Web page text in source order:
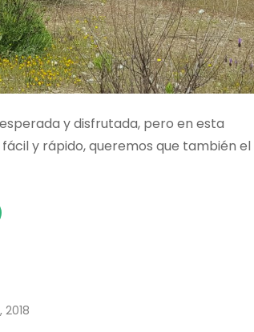
y disfrutada, pero en esta
y rápido, queremos que también el
2018